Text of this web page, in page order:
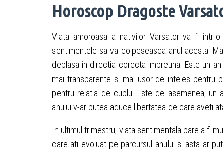
Horoscop Dragoste
Viata amoroasa a nativilor Varsator va fi intr-
sentimentele sa va colpeseasca anul acesta.
deplasa in directia corecta impreuna. Este un
mai transparente si mai usor de inteles pentru
pentru relatia de cuplu. Este de asemenea,
anului v-ar putea aduce libertatea de care aveti
In ultimul trimestru, viata sentimentala pare a fi
care ati evoluat pe parcursul anului si asta ar